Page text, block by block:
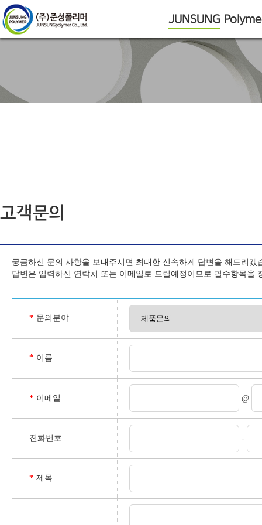
JUNSUNG
찾아오시는길
고객문의
궁금하신 문의 사항을 보내주시면 최대한 신속하게 답변을 해드리겠
답변은 입력하신 연락처 또는 이메일로 드릴예정이므로 필수항목을
* 문의분야
* 이름
* 이메일 @
전화번호 -
* 제목